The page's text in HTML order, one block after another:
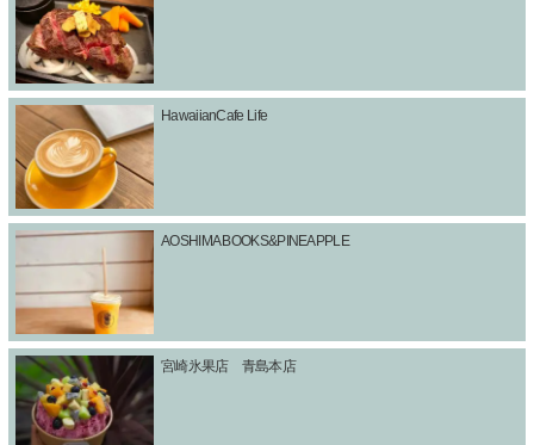
HawaiianCafe Life
AOSHIMA BOOKS&PINEAPPLE
宮崎氷果店 青島本店